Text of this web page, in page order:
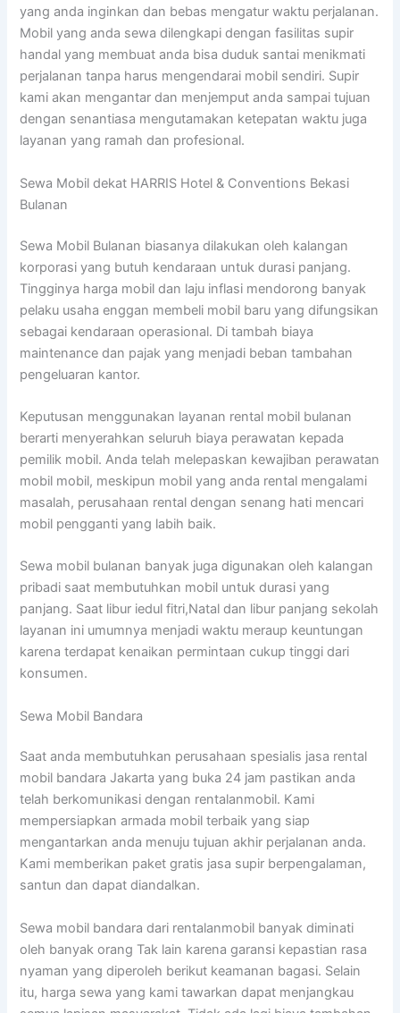
yang anda inginkan dan bebas mengatur waktu perjalanan.
Mobil yang anda sewa dilengkapi dengan fasilitas supir
handal yang membuat anda bisa duduk santai menikmati
perjalanan tanpa harus mengendarai mobil sendiri. Supir
kami akan mengantar dan menjemput anda sampai tujuan
dengan senantiasa mengutamakan ketepatan waktu juga
layanan yang ramah dan profesional.
Sewa Mobil dekat HARRIS Hotel & Conventions Bekasi
Bulanan
Sewa Mobil Bulanan biasanya dilakukan oleh kalangan
korporasi yang butuh kendaraan untuk durasi panjang.
Tingginya harga mobil dan laju inflasi mendorong banyak
pelaku usaha enggan membeli mobil baru yang difungsikan
sebagai kendaraan operasional. Di tambah biaya
maintenance dan pajak yang menjadi beban tambahan
pengeluaran kantor.
Keputusan menggunakan layanan rental mobil bulanan
berarti menyerahkan seluruh biaya perawatan kepada
pemilik mobil. Anda telah melepaskan kewajiban perawatan
mobil mobil, meskipun mobil yang anda rental mengalami
masalah, perusahaan rental dengan senang hati mencari
mobil pengganti yang labih baik.
Sewa mobil bulanan banyak juga digunakan oleh kalangan
pribadi saat membutuhkan mobil untuk durasi yang
panjang. Saat libur iedul fitri,Natal dan libur panjang sekolah
layanan ini umumnya menjadi waktu meraup keuntungan
karena terdapat kenaikan permintaan cukup tinggi dari
konsumen.
Sewa Mobil Bandara
Saat anda membutuhkan perusahaan spesialis jasa rental
mobil bandara Jakarta yang buka 24 jam pastikan anda
telah berkomunikasi dengan rentalanmobil. Kami
mempersiapkan armada mobil terbaik yang siap
mengantarkan anda menuju tujuan akhir perjalanan anda.
Kami memberikan paket gratis jasa supir berpengalaman,
santun dan dapat diandalkan.
Sewa mobil bandara dari rentalanmobil banyak diminati
oleh banyak orang Tak lain karena garansi kepastian rasa
nyaman yang diperoleh berikut keamanan bagasi. Selain
itu, harga sewa yang kami tawarkan dapat menjangkau